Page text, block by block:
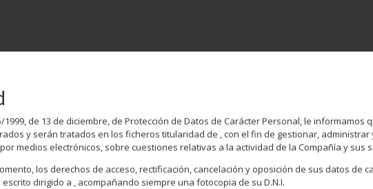
de 13 de diciembre, de Protección de Datos de Carácter Personal, le
y serán tratados en los ficheros titularidad de , con el fin de gestionar,
medios electrónicos, sobre cuestiones relativas a la actividad de la Compañía y sus
los derechos de acceso, rectificación, cancelación y oposición de sus datos de
dirigido a , acompañando siempre una fotocopia de su D.N.I.